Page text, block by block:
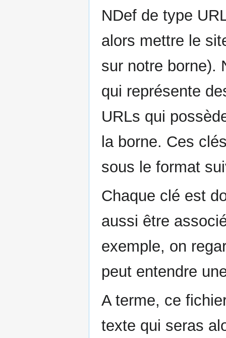
NDef de type
alors mettre le
sur notre borne).
qui représente
URLs qui
la borne. Ces
sous le format
Chaque clé est
aussi être
exemple, on
peut entendre
A terme, ce
texte qui seras